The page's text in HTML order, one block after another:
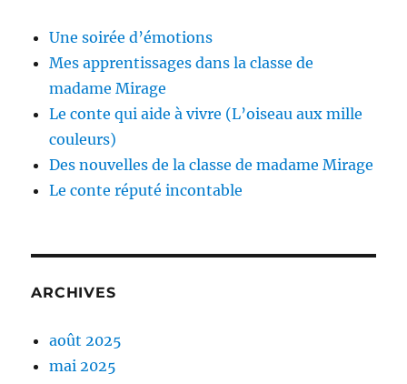
Une soirée d’émotions
Mes apprentissages dans la classe de
madame Mirage
Le conte qui aide à vivre (L’oiseau aux mille
couleurs)
Des nouvelles de la classe de madame Mirage
Le conte réputé incontable
ARCHIVES
août 2025
mai 2025